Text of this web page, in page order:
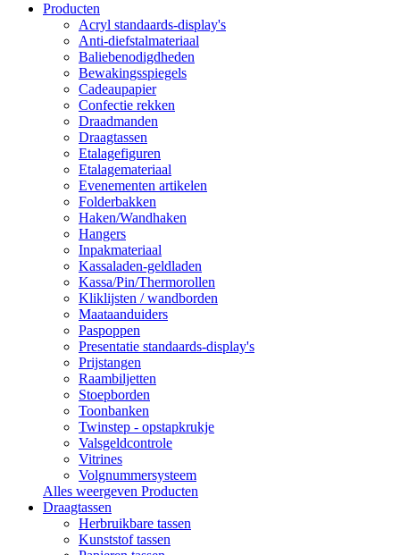
Producten
Acryl standaards-display's
Anti-diefstalmateriaal
Baliebenodigdheden
Bewakingsspiegels
Cadeaupapier
Confectie rekken
Draadmanden
Draagtassen
Etalagefiguren
Etalagemateriaal
Evenementen artikelen
Folderbakken
Haken/Wandhaken
Hangers
Inpakmateriaal
Kassaladen-geldladen
Kassa/Pin/Thermorollen
Kliklijsten / wandborden
Maataanduiders
Paspoppen
Presentatie standaards-display's
Prijstangen
Raambiljetten
Stoepborden
Toonbanken
Twinstep - opstapkrukje
Valsgeldcontrole
Vitrines
Volgnummersysteem
Alles weergeven Producten
Draagtassen
Herbruikbare tassen
Kunststof tassen